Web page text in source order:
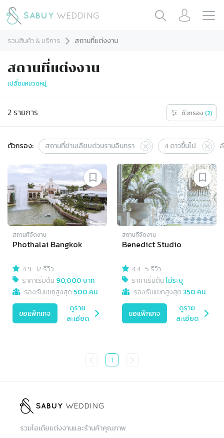
รวมสินค้า & บริการ สถานที่แต่งงาน
สถานที่แต่งงาน
เปลี่ยนหมวดหมู่
2 รายการ ตัวกรอง (2)
ตัวกรอง: สถานที่ย่านเลียบด่วนรามอินทรา 4ดาวขึ้นไป
สถานที่จัดงาน
Phothalai Bangkok
4.9 ·12 รีวิว
ราคาเริ่มต้น 90,000 บาท
รองรับแขกสูงสุด 500 คน
ขอแพ็กเกจ
ดูราย
ละเอียด
สถานที่จัดงาน
Benedict Studio
4.4· 5 รีวิว
ราคาเริ่มต้นไม่ระบุ
รองรับแขกสูงสุด350 คน
ขอแพ็กเกจ
ดูราย
ละเอียด
1
รวมไอเดียแต่งงานและร้านค้าคุณภาพ